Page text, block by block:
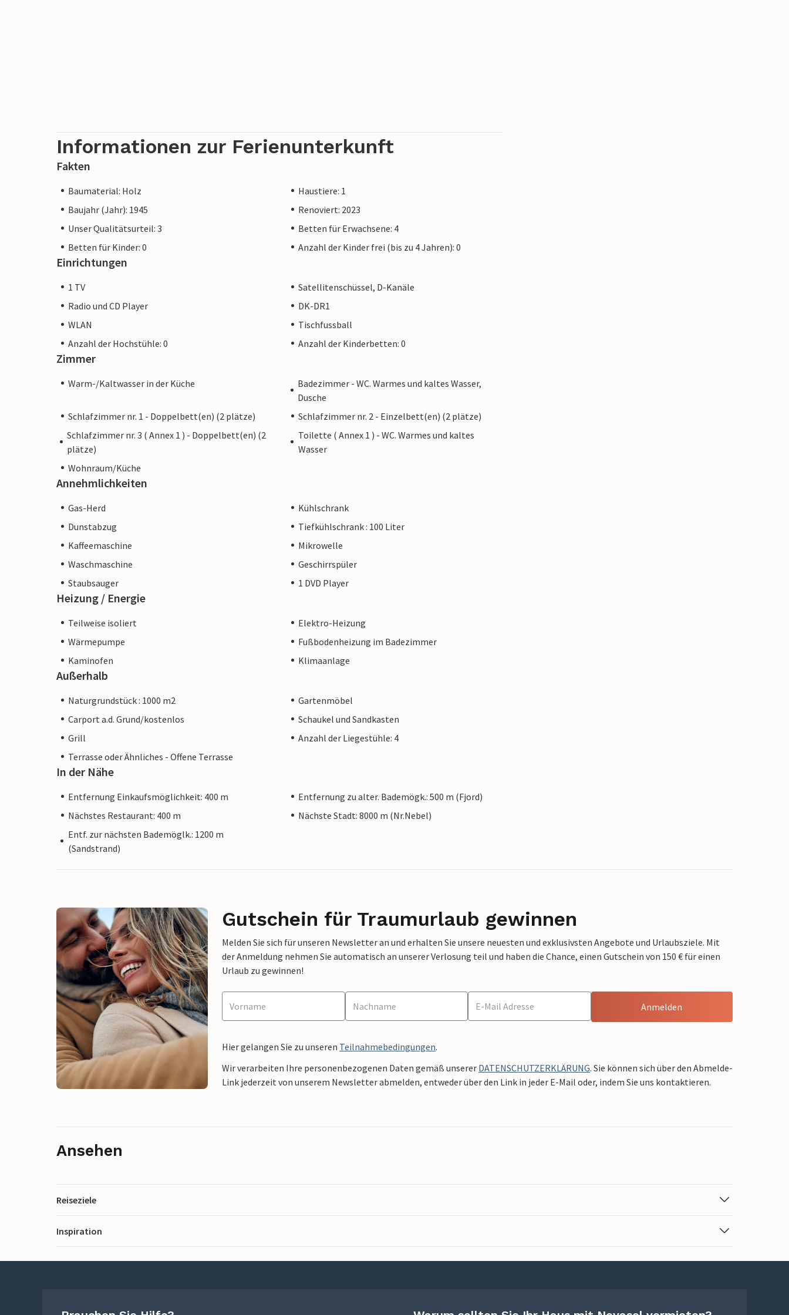
Informationen zur Ferienunterkunft
Fakten
Baumaterial: Holz
Haustiere: 1
Baujahr (Jahr): 1945
Renoviert: 2023
Unser Qualitätsurteil: 3
Betten für Erwachsene: 4
Betten für Kinder: 0
Anzahl der Kinder frei (bis zu 4 Jahren): 0
Einrichtungen
1 TV
Satellitenschüssel, D-Kanäle
Radio und CD Player
DK-DR1
WLAN
Tischfussball
Anzahl der Hochstühle: 0
Anzahl der Kinderbetten: 0
Zimmer
Warm-/Kaltwasser in der Küche
Badezimmer - WC. Warmes und kaltes Wasser,
Dusche
Schlafzimmer nr. 1 - Doppelbett(en) (2 plätze)
Schlafzimmer nr. 2 - Einzelbett(en) (2 plätze)
Schlafzimmer nr. 3 ( Annex 1 ) - Doppelbett(en) (2
plätze)
Toilette ( Annex 1 ) - WC. Warmes und kaltes
Wasser
Wohnraum/Küche
Annehmlichkeiten
Gas-Herd
Kühlschrank
Dunstabzug
Tiefkühlschrank : 100 Liter
Kaffeemaschine
Mikrowelle
Waschmaschine
Geschirrspüler
Staubsauger
1 DVD Player
Heizung / Energie
Teilweise isoliert
Elektro-Heizung
Wärmepumpe
Fußbodenheizung im Badezimmer
Kaminofen
Klimaanlage
Außerhalb
Naturgrundstück : 1000 m2
Gartenmöbel
Carport a.d. Grund/kostenlos
Schaukel und Sandkasten
Grill
Anzahl der Liegestühle: 4
Terrasse oder Ähnliches - Offene Terrasse
In der Nähe
Entfernung Einkaufsmöglichkeit: 400 m
Entfernung zu alter. Bademögk.: 500 m (Fjord)
Nächstes Restaurant: 400 m
Nächste Stadt: 8000 m (Nr.Nebel)
Entf. zur nächsten Bademöglk.: 1200 m
(Sandstrand)
Gutschein für Traumurlaub gewinnen
Melden Sie sich für unseren Newsletter an und erhalten Sie unsere neuesten und exklusivsten Angebote und Urlaubsziele. Mit
der Anmeldung nehmen Sie automatisch an unserer Verlosung teil und haben die Chance, einen Gutschein von 150 € für einen
Urlaub zu gewinnen!
Anmelden
Hier gelangen Sie zu unseren Teilnahmebedingungen.
Wir verarbeiten Ihre personenbezogenen Daten gemäß unserer DATENSCHUTZERKLÄRUNG. Sie können sich über den Abmelde-
Link jederzeit von unserem Newsletter abmelden, entweder über den Link in jeder E-Mail oder, indem Sie uns kontaktieren.
Ansehen
Reiseziele
Inspiration